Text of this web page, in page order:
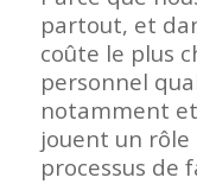
partout, et
coûte le plus
personnel
notamment
jouent un
processus de